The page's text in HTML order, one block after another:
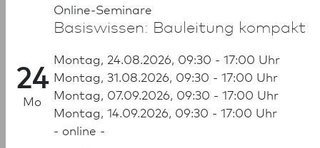
24
Mo
Online-Seminare
Basiswissen: Bauleitung kompakt
Montag, 24.08.2026, 09:30 - 17:00 Uhr
Montag, 31.08.2026, 09:30 - 17:00 Uhr
Montag, 07.09.2026, 09:30 - 17:00 Uhr
Montag, 14.09.2026, 09:30 - 17:00 Uhr
- online -